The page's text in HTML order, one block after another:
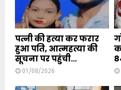
पत्नी की हत्या कर फरार
हुआ पति, आत्महत्या की
सूचना पर पहुंची...
01/08/2026